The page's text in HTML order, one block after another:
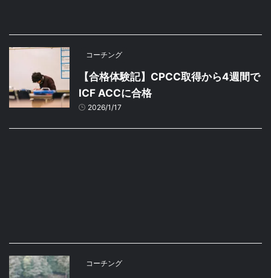
コーチング
【合格体験記】CPCC取得から4週間で
ICF ACCに合格
2026/1/17
コーチング